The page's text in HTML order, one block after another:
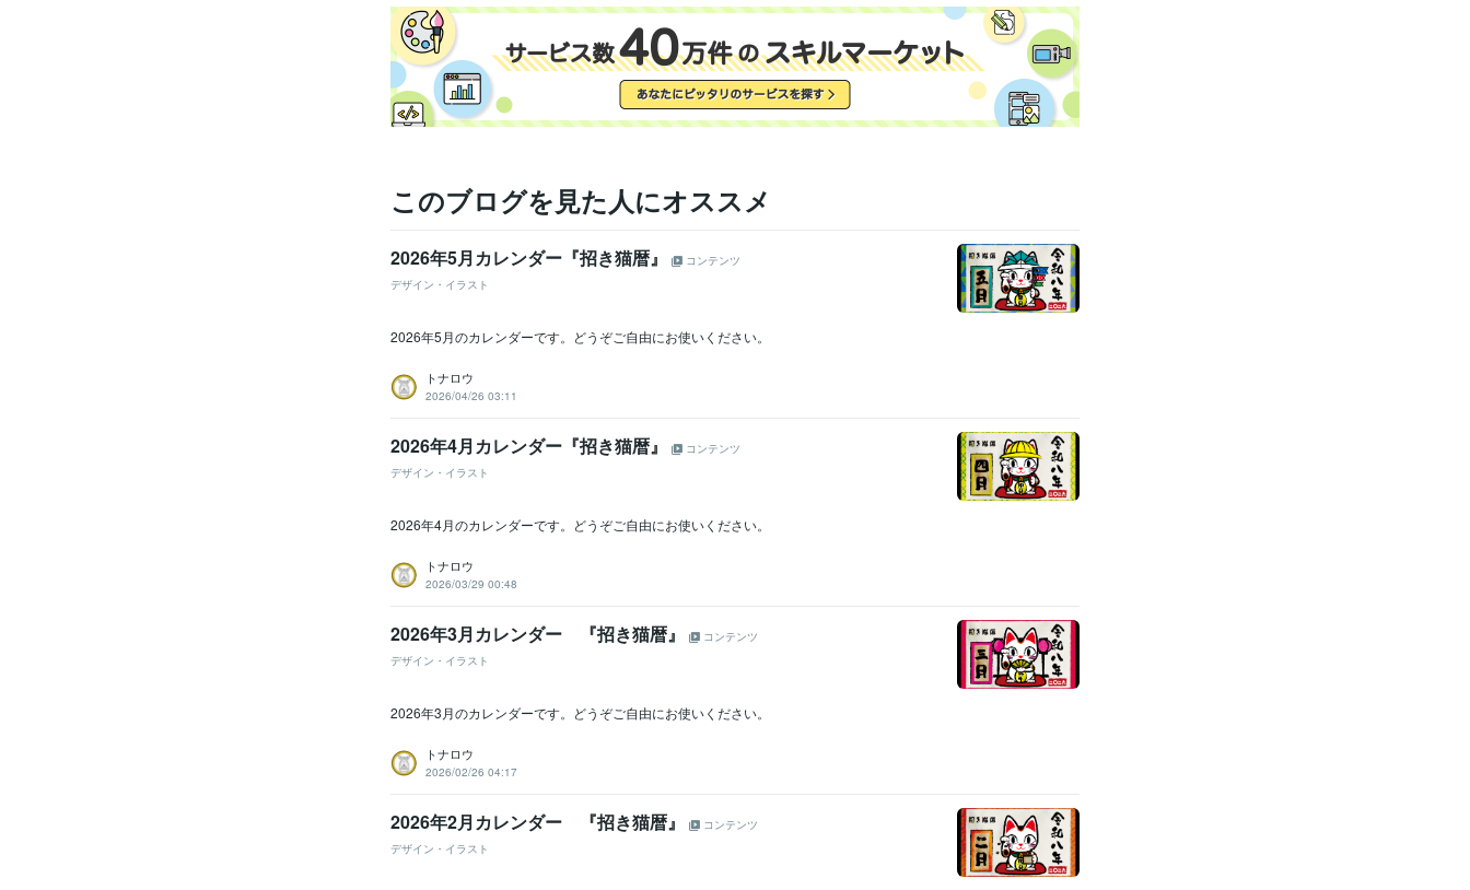
このブログを見た人にオススメ
2026年5月カレンダー『招き猫暦』
コンテンツ
デザイン・イラスト
2026年5月のカレンダーです。どうぞご自由にお使いください。
トナロウ
2026/04/26 03:11
2026年4月カレンダー『招き猫暦』
コンテンツ
デザイン・イラスト
2026年4月のカレンダーです。どうぞご自由にお使いください。
トナロウ
2026/03/29 00:48
2026年3月カレンダー 『招き猫暦』
コンテンツ
デザイン・イラスト
2026年3月のカレンダーです。どうぞご自由にお使いください。
トナロウ
2026/02/26 04:17
2026年2月カレンダー 『招き猫暦』
コンテンツ
デザイン・イラスト